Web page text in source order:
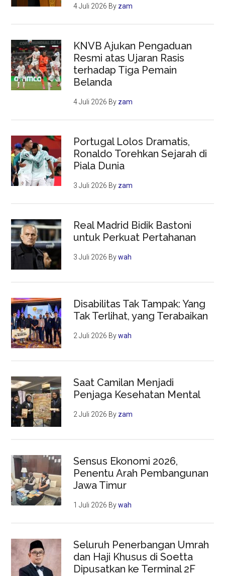
4 Juli 2026 By zam
KNVB Ajukan Pengaduan
Resmi atas Ujaran Rasis
terhadap Tiga Pemain
Belanda
4 Juli 2026 By zam
Portugal Lolos Dramatis,
Ronaldo Torehkan Sejarah di
Piala Dunia
3 Juli 2026 By zam
Real Madrid Bidik Bastoni
untuk Perkuat Pertahanan
3 Juli 2026 Bywah
Disabilitas Tak Tampak: Yang
Tak Terlihat, yang Terabaikan
2 Juli 2026 Bywah
Saat Camilan Menjadi
Penjaga Kesehatan Mental
2 Juli 2026 By zam
Sensus Ekonomi 2026,
Penentu Arah Pembangunan
Jawa Timur
1 Juli 2026 Bywah
Seluruh Penerbangan Umrah
dan Haji Khusus di Soetta
Dipusatkan ke Terminal 2F